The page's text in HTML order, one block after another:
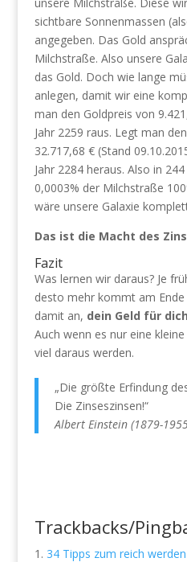
sichtbare Sonnenmassen
angegeben. Das Gold
Milchstraße. Also unsere
das Gold. Doch wie lange
anlegen, damit wir eine
man den Goldpreis von
Jahr 2259 raus. Legt man
32.717,68 € (Stand
Jahr 2284 heraus. Also in
0,0003% der Milchstraße
wäre unsere Galaxie
Das ist die Macht des
Fazit
Was lernen wir daraus? Je
desto mehr kommt am
damit an, dein Geld für
Auch wenn es nur eine
viel daraus werden.
„Die größte Erfindung
Die Zinseszinsen!“
Albert Einstein (1879-
Trackbacks/
34 Tipps zum reich